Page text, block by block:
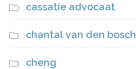
cassatie advocaat
chantal van den bosch
cheng